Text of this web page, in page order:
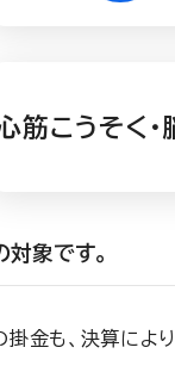
筋こうそく
象です。
掛金も、決算に